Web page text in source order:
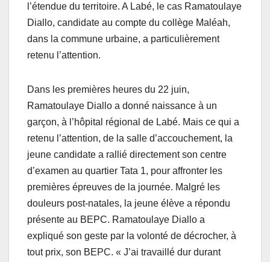
l’étendue du territoire. A Labé, le cas Ramatoulaye
Diallo, candidate au compte du collège Maléah,
dans la commune urbaine, a particulièrement
retenu l’attention.
Dans les premières heures du 22 juin,
Ramatoulaye Diallo a donné naissance à un
garçon, à l’hôpital régional de Labé. Mais ce qui a
retenu l’attention, de la salle d’accouchement, la
jeune candidate a rallié directement son centre
d’examen au quartier Tata 1, pour affronter les
premières épreuves de la journée. Malgré les
douleurs post-natales, la jeune élève a répondu
présente au BEPC. Ramatoulaye Diallo a
expliqué son geste par la volonté de décrocher, à
tout prix, son BEPC. « J’ai travaillé dur durant